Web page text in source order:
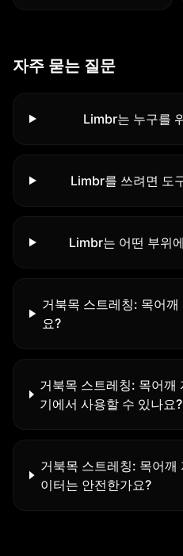
자주 묻는 질문
Limbr는 누구를
Limbr를 쓰려면 도
Limbr는 어떤 부위
거북목 스트레칭: 목어
요?
거북목 스트레칭: 목어깨
기에서 사용할 수 있나요?
거북목 스트레칭: 목어깨
이터는 안전한가요?